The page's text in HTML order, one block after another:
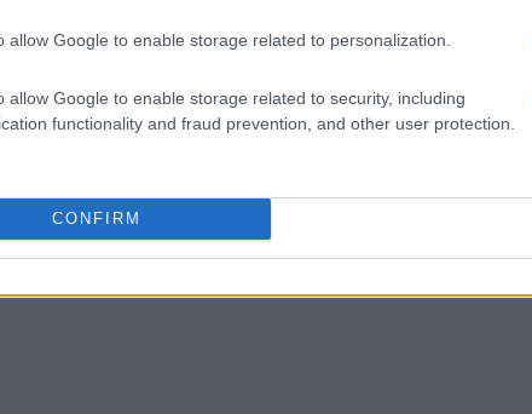
allow Google to enable storage related to personalization.
allow Google to enable storage related to security, including
functionality and fraud prevention, and other user protection.
CONFIRM
quando Aleix Espargaró ricevette la
hanno evidenziato che esiste ormai
di contatto fisico e che la
applicata con rigore per tutelare marshall